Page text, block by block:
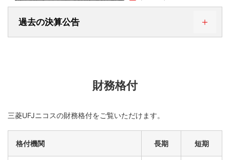
過去の決算公告
第15期（2022年3月期）決算公告
第12期（2019年3月期）決算公告
財務格付
三菱UFJニコスの財務格付をご覧いただけます。
格付機関 長期 短期